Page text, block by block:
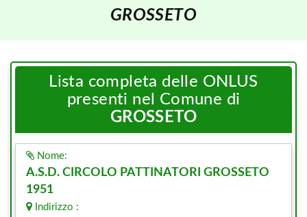
GROSSETO
Lista completa delle ONLUS
presenti nel Comune di
GROSSETO
Nome:
A.S.D. CIRCOLO PATTINATORI GROSSETO
1951
Indirizzo :